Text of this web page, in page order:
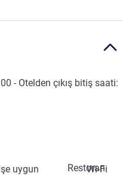
- Otelden çıkış bitiş saati:
Restoran
uygun
Wi-Fi